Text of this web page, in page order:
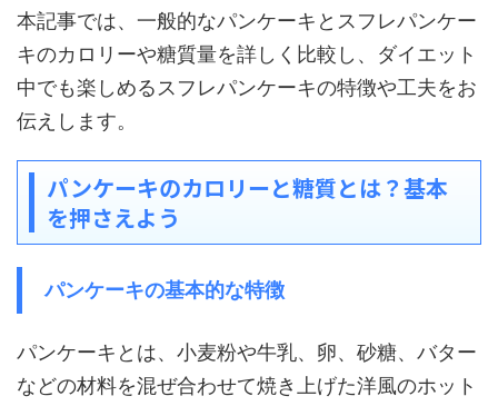
本記事では、一般的なパンケーキとスフレパンケー
キのカロリーや糖質量を詳しく比較し、ダイエット
中でも楽しめるスフレパンケーキの特徴や工夫をお
伝えします。
パンケーキのカロリーと糖質とは？基本
を押さえよう
パンケーキの基本的な特徴
パンケーキとは、小麦粉や牛乳、卵、砂糖、バター
などの材料を混ぜ合わせて焼き上げた洋風のホット